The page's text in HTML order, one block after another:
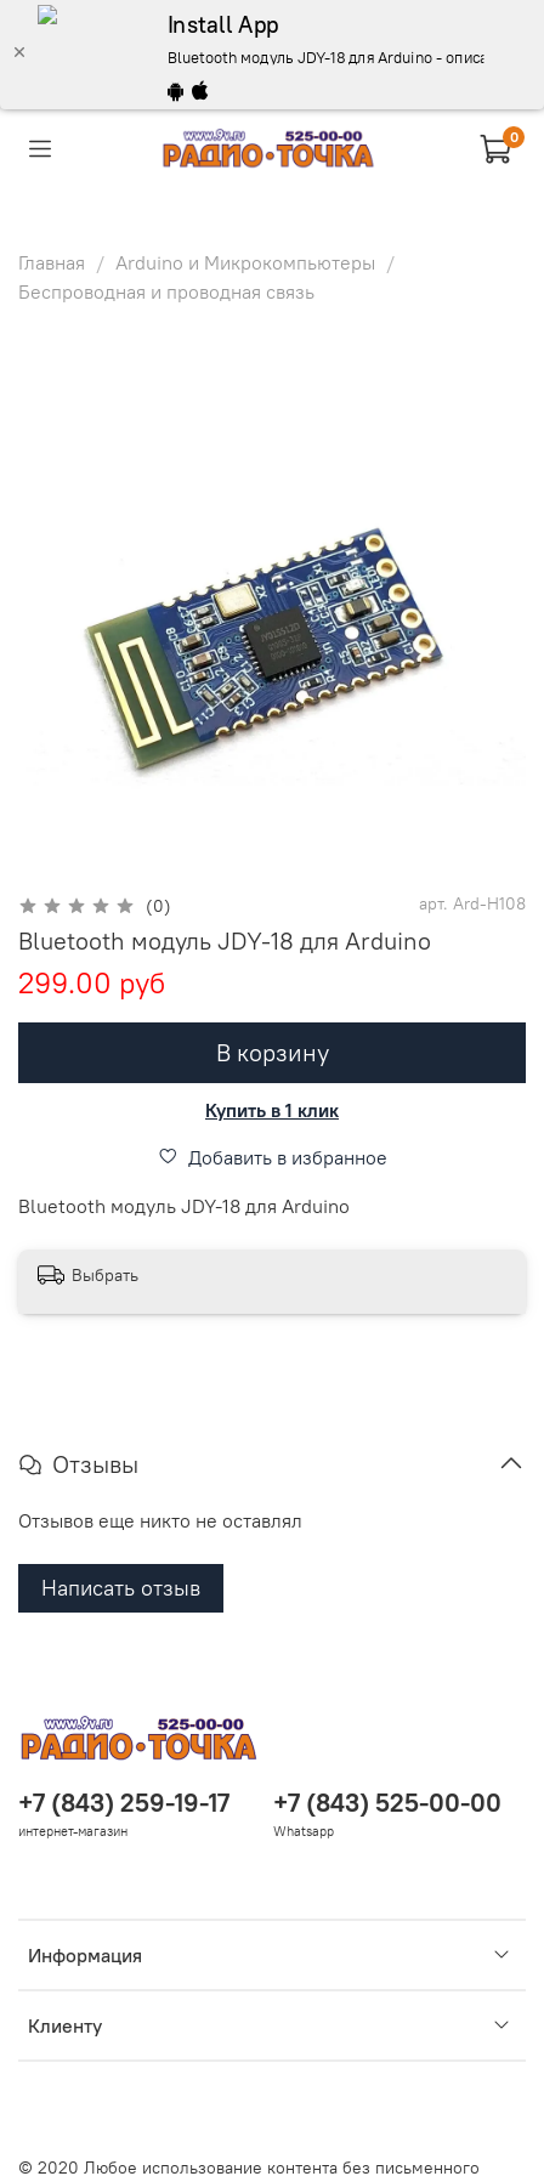
Install App
Bluetooth модуль JDY-18 для Arduino - описание,
0
Главная
Arduino и Микрокомпьютеры
Беспроводная и проводная связь
(0) арт. Ard-H108
Bluetooth модуль JDY-18 для Arduino
299.00 руб
В корзину
Купить в 1 клик
Добавить в избранное
Bluetooth модуль JDY-18 для Arduino
Выбрать
Отзывы
Отзывов еще никто не оставлял
Написать отзыв
Информация
Клиенту
+7 (843) 259-19-17
интернет-магазин
+7 (843) 525-00-00
Whatsapp
© 2020 Любое использование контента без письменного